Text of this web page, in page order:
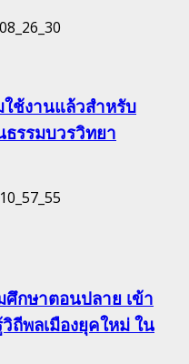
ช้งานแล้วสำหรับ
ธรรมบวรวิทยา
กษาตอนปลาย เข้า
ถีพลเมืองยุคใหม่ ใน